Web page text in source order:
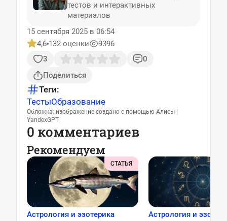
тестов и интерактивных
материалов
15 сентября 2025 в 06:54
4,6 132 оценки
9396
3
0
Поделиться
Теги:
ТестыОбразование
Обложка: изображение создано с помощью Алисы |
YandexGPT
0 комментариев
Рекомендуем
СТАТЬЯ
Астрология и эзотерика Астрология и